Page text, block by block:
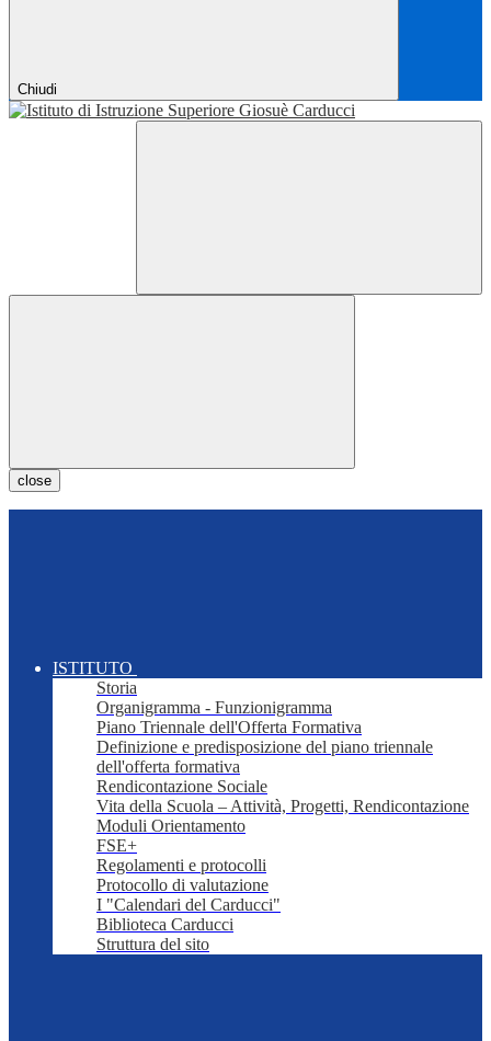
Chiudi
close
ISTITUTO
Storia
Organigramma - Funzionigramma
Piano Triennale dell'Offerta Formativa
Definizione e predisposizione del piano triennale
dell'offerta formativa
Rendicontazione Sociale
Vita della Scuola – Attività, Progetti, Rendicontazione
Moduli Orientamento
FSE+
Regolamenti e protocolli
Protocollo di valutazione
I "Calendari del Carducci"
Biblioteca Carducci
Struttura del sito